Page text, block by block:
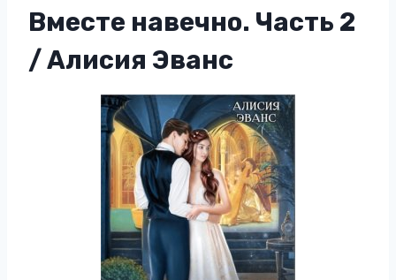
Вместе навечно. Часть 2
/ Алисия Эванс